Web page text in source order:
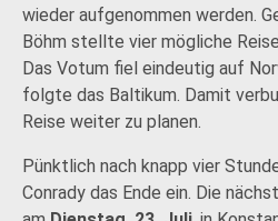
wieder aufgenommen werden.
Böhm stellte vier mögliche
Das Votum fiel eindeutig auf
folgte das Baltikum. Damit
Reise weiter zu planen.
Pünktlich nach knapp vier
Conrady das Ende ein. Die